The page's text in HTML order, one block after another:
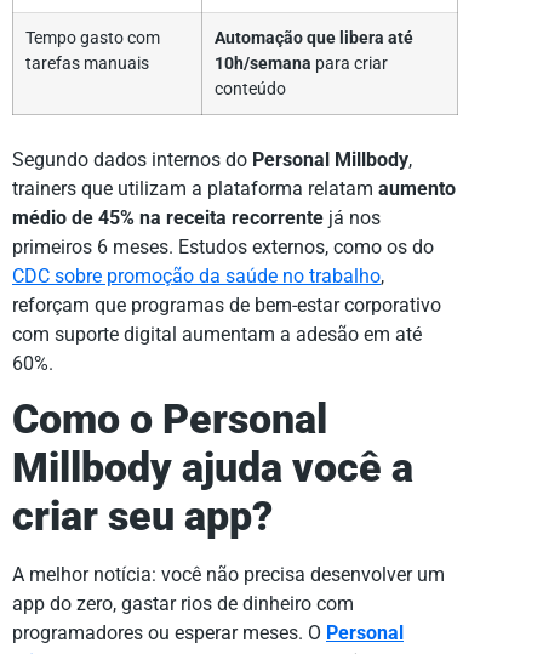
Tempo gasto com
tarefas manuais
Automação que libera até
10h/semana para criar
conteúdo
Segundo dados internos do Personal Millbody,
trainers que utilizam a plataforma relatam aumento
médio de 45% na receita recorrente já nos
primeiros 6 meses. Estudos externos, como os do
CDC sobre promoção da saúde no trabalho,
reforçam que programas de bem-estar corporativo
com suporte digital aumentam a adesão em até
60%.
Como o Personal
Millbody ajuda você a
criar seu app?
A melhor notícia: você não precisa desenvolver um
app do zero, gastar rios de dinheiro com
programadores ou esperar meses. O Personal